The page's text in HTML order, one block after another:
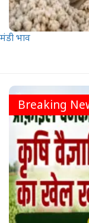
मंडी भाव
Breaking